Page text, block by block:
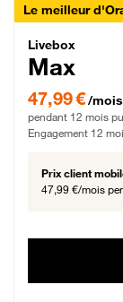
Le meilleur
Livebox
Livebox
Max
47,99 € par mois
47,99 €/mois
pendant 12 mois
Engagement 12
Prix client
47,99 €/mois